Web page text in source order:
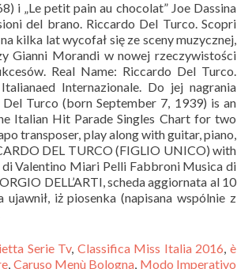
Serie Tv, Classifica Miss Italia 2016, è
, Caruso Menù Bologna, Modo Imperativo